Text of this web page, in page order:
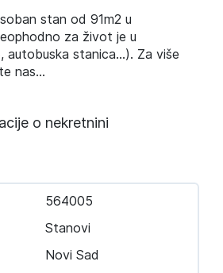
stan od 91m2 u
za život je u
autobuska stanica...). Za više
nas...
o nekretnini
564005
Stanovi
Novi Sad